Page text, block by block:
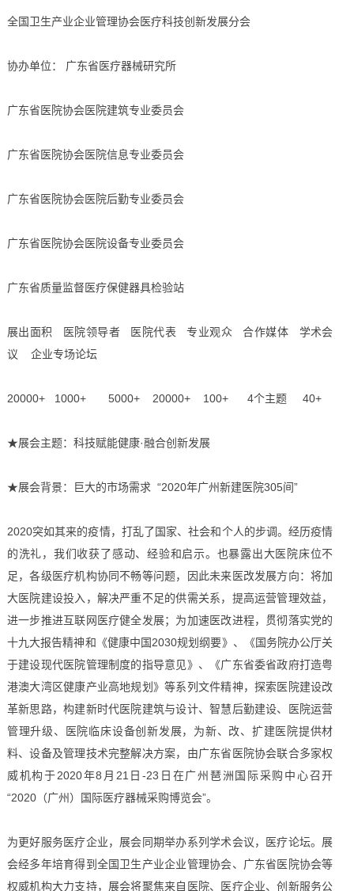
全国卫生产业企业管理协会医疗科技创新发展分会
协办单位： 广东省医疗器械研究所
广东省医院协会医院建筑专业委员会
广东省医院协会医院信息专业委员会
广东省医院协会医院后勤专业委员会
广东省医院协会医院设备专业委员会
广东省质量监督医疗保健器具检验站
展出面积 医院领导者 医院代表 专业观众 合作媒体 学术会
议 企业专场论坛
20000+ 1000+ 5000+ 20000+ 100+ 4个主题 40+
★展会主题：科技赋能健康·融合创新发展
★展会背景：巨大的市场需求 “2020年广州新建医院305间”
2020突如其来的疫情，打乱了国家、社会和个人的步调。经历疫情
的洗礼，我们收获了感动、经验和启示。也暴露出大医院床位不
足，各级医疗机构协同不畅等问题，因此未来医改发展方向：将加
大医院建设投入，解决严重不足的供需关系，提高运营管理效益，
进一步推进互联网医疗健全发展；为加速医改进程，贯彻落实党的
十九大报告精神和《健康中国2030规划纲要》、《国务院办公厅关
于建设现代医院管理制度的指导意见》、《广东省委省政府打造粤
港澳大湾区健康产业高地规划》等系列文件精神，探索医院建设改
革新思路，构建新时代医院建筑与设计、智慧后勤建设、医院运营
管理升级、医院临床设备创新发展，为新、改、扩建医院提供材
料、设备及管理技术完整解决方案，由广东省医院协会联合多家权
威机构于2020年8月21日-23日在广州琶洲国际采购中心召开
“2020（广州）国际医疗器械采购博览会”。
为更好服务医疗企业，展会同期举办系列学术会议，医疗论坛。展
会经多年培育得到全国卫生产业企业管理协会、广东省医院协会等
权威机构大力支持，展会将聚焦来自医院、医疗企业、创新服务公